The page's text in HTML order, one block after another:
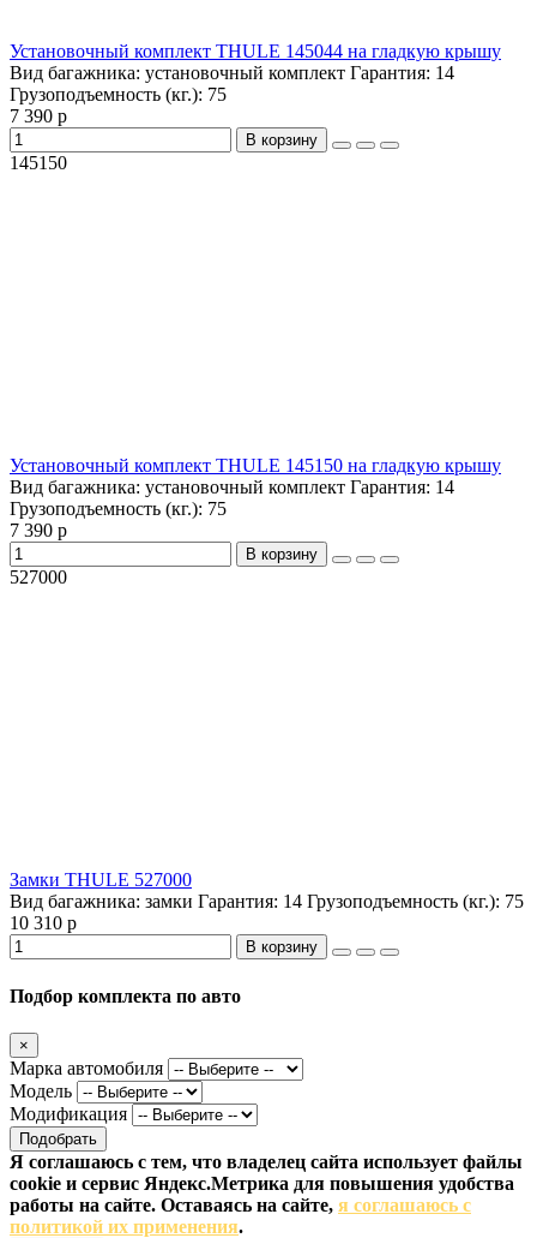
Установочный комплект THULE 145044 на гладкую крышу
Вид багажника: установочный комплект Гарантия: 14
Грузоподъемность (кг.): 75
7 390 р
В корзину
145150
Установочный комплект THULE 145150 на гладкую крышу
Вид багажника: установочный комплект Гарантия: 14
Грузоподъемность (кг.): 75
7 390 р
В корзину
527000
Замки THULE 527000
Вид багажника: замки Гарантия: 14 Грузоподъемность (кг.): 75
10 310 р
В корзину
Подбор комплекта по авто
×
Марка автомобиля
Модель
Модификация
Подобрать
Я соглашаюсь с тем, что владелец сайта использует файлы
cookie и сервис Яндекс.Метрика для повышения удобства
работы на сайте. Оставаясь на сайте, я соглашаюсь с
политикой их применения.